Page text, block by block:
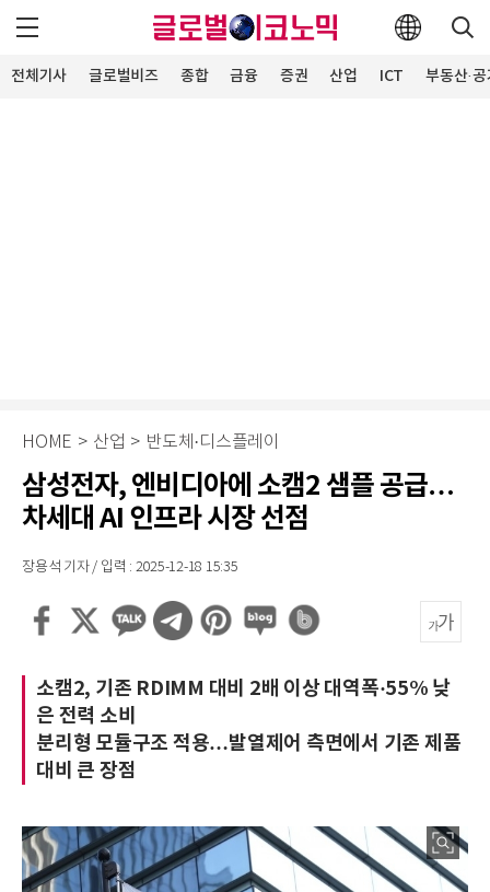
전체기사 글로벌비즈 종합 금융 증권 산업 ICT 부동산·
HOME > 산업 > 반도체·디스플레이
삼성전자, 엔비디아에 소캠2 샘플 공급…
차세대 AI 인프라 시장 선점
장용석 기자 / 입력 : 2025-12-18 15:35
소캠2, 기존 RDIMM 대비 2배 이상 대역폭·55% 낮
은 전력 소비
분리형 모듈구조 적용…발열제어 측면에서 기존 제품
대비 큰 장점